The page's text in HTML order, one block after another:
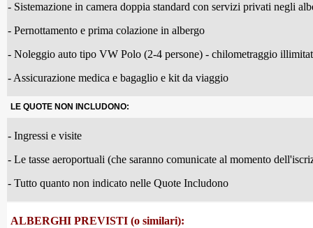
- Sistemazione in camera doppia standard con servizi privati negli
- Pernottamento e prima colazione in albergo
- Noleggio auto tipo VW Polo (2-4 persone) - chilometraggio
- Assicurazione medica e bagaglio e kit da viaggio
LE QUOTE NON INCLUDONO:
- Ingressi e visite
- Le tasse aeroportuali (che saranno comunicate al momento
- Tutto quanto non indicato nelle Quote Includono
ALBERGHI PREVISTI (o similari):